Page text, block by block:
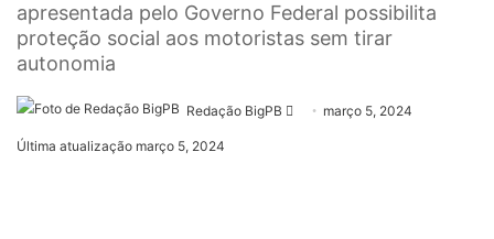
apresentada pelo Governo Federal possibilita
proteção social aos motoristas sem tirar
autonomia
Redação BigPB
Mandemarço 5, 2024
Última atualização março 5, 2024